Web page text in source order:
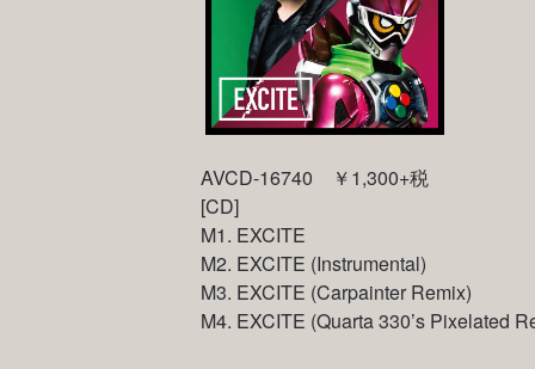
AVCD-16740 ￥1,300+税
[CD]
M1. EXCITE
M2. EXCITE (Instrumental)
M3. EXCITE (Carpainter Remix)
M4. EXCITE (Quarta 330’s Pixelated